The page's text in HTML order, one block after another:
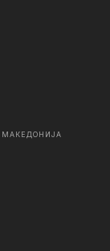
МАКЕДОНИЈА